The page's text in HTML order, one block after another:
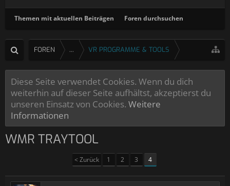
Themen mit aktuellen Beiträgen Foren durchsuchen
FOREN ... VR PROGRAMME & TOOLS
Diese Seite verwendet Cookies. Wenn du dich
weiterhin auf dieser Seite aufhältst, akzeptierst du
unseren Einsatz von Cookies. Weitere
Informationen
WMR TRAYTOOL
< Zurück 1 2 3 4